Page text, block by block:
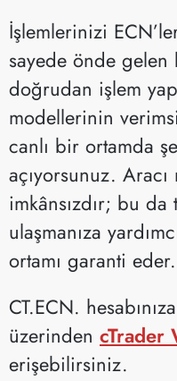
İşlemlerinizi
sayede önde gelen
doğrudan işlem
modellerinin
canlı bir ortamda
açıyorsunuz. Aracı
imkânsızdır; bu
ulaşmanıza
ortamı garanti eder.
CT.ECN.
üzerinden cTrader
erişebilirsiniz.